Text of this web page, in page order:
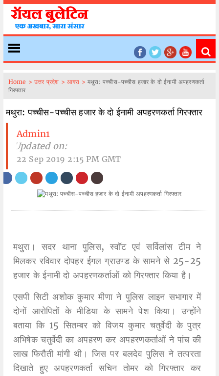
Home > उत्तर प्रदेश > आगरा >मथुरा: पच्चीस-पच्चीस हजार के दो ईनामी अपहरणकर्ता
गिरफ्तार
मथुरा: पच्चीस-पच्चीस हजार के दो ईनामी अपहरणकर्ता गिरफ्तार
Admin1
| Updated on:
22 Sep 2019 2:15 PM GMT
मथुरा। सदर थाना पुलिस, स्वॉट एवं सर्विलांस टीम ने
मिलकर रविवार दोपहर ईगल ग्राउण्ड के सामने से 25-25
हजार के ईनामी दो अपहरणकर्ताओं को गिरफ्तार किया है।
एसपी सिटी अशोक कुमार मीणा ने पुलिस लाइन सभागार में
दोनों आरोपितों के मीडिया के सामने पेश किया। उन्होंने
बताया कि 15 सितम्बर को विजय कुमार चतुर्वेदी के पुत्र
अभिषेक चतुर्वेदी का अपहरण कर अपहरणकर्ताओं ने पांच की
लाख फिरौती मांगी थी। जिस पर बलदेव पुलिस ने तत्परता
दिखाते हुए अपहरणकर्ता सचिन तोमर को गिरफ्तार कर